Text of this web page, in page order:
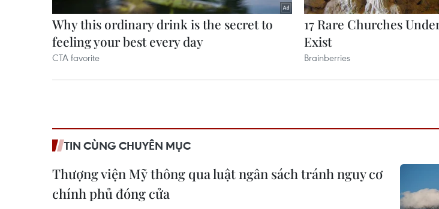
TIN CÙNG CHUYÊN MỤC
Thượng viện Mỹ thông qua luật ngân sách tránh nguy cơ
chính phủ đóng cửa